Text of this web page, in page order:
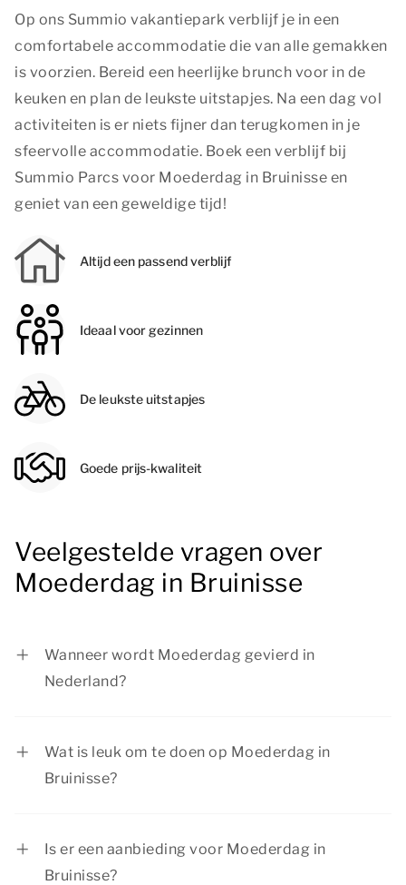
Op ons Summio vakantiepark verblijf je in een
comfortabele accommodatie die van alle gemakken
is voorzien. Bereid een heerlijke brunch voor in de
keuken en plan de leukste uitstapjes. Na een dag vol
activiteiten is er niets fijner dan terugkomen in je
sfeervolle accommodatie. Boek een verblijf bij
Summio Parcs voor Moederdag in Bruinisse en
geniet van een geweldige tijd!
Altijd een passend verblijf
Ideaal voor gezinnen
De leukste uitstapjes
Goede prijs-kwaliteit
Veelgestelde vragen over
Moederdag in Bruinisse
Wanneer wordt Moederdag gevierd in
Nederland?
Wat is leuk om te doen op Moederdag in
Bruinisse?
Is er een aanbieding voor Moederdag in
Bruinisse?